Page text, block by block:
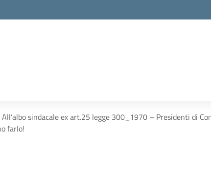
sindacale ex art.25 legge 300_1970 – Presidenti di
farlo!